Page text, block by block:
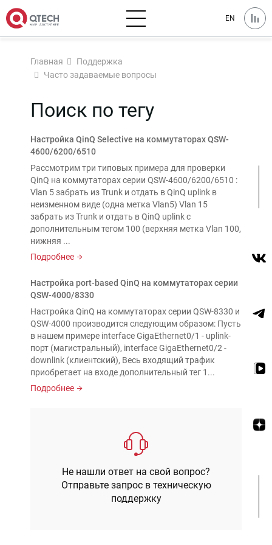
EN
Главная
Поддержка
Часто задаваемые вопросы
Поиск по тегу
Настройка QinQ Selective на коммутаторах QSW-
4600/6200/6510
Рассмотрим три типовых примера для проверки
QinQ на коммутаторах серии QSW-4600/6200/6510 :
Vlan 5 забрать из Trunk и отдать в QinQ uplink в
неизменном виде (одна метка Vlan5) Vlan 15
забрать из Trunk и отдать в QinQ uplink с
дополнительным тегом 100 (верхняя метка Vlan 100,
нижняя ...
Подробнее
Настройка port-based QinQ на коммутаторах серии
QSW-4000/8330
Настройка QinQ на коммутаторах серии QSW-8330 и
QSW-4000 производится следующим образом: Пусть
в нашем примере interface GigaEthernet0/1 - uplink-
порт (магистральный), interface GigaEthernet0/2 -
downlink (клиентский), Весь входящий трафик
приобретает на входе дополнительный тег 1...
Подробнее
Не нашли ответ на свой вопрос?
Отправьте запрос в техническую
поддержку